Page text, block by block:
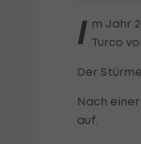
I m Jahr
Turco
Der
Nach
auf.